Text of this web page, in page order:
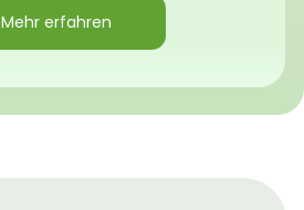
Mehr erfahren